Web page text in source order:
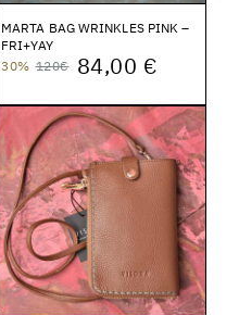
MARTA BAG WRINKLES PINK –
FRI+YAY
30% 120€ 84,00 €